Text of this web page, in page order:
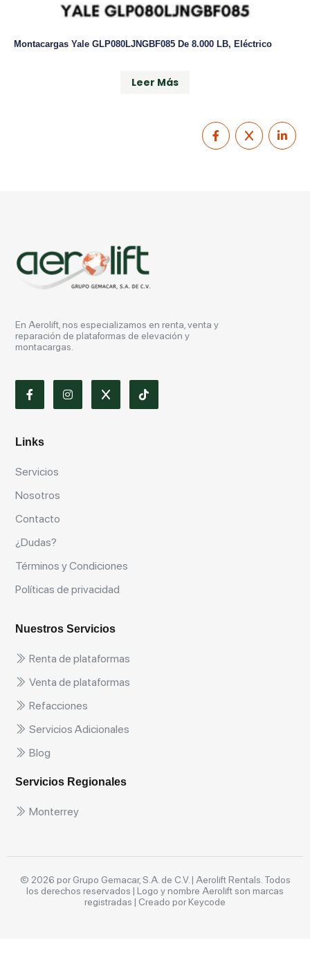
Montacargas Yale GLP080LJNGBF085 De 8.000 LB, Eléctrico
Leer Más
En Aerolift, nos especializamos en renta, venta y
reparación de plataformas de elevación y
montacargas.
Links
Servicios
Nosotros
Contacto
¿Dudas?
Términos y Condiciones
Políticas de privacidad
Nuestros Servicios
Renta de plataformas
Venta de plataformas
Refacciones
Servicios Adicionales
Blog
Servicios Regionales
Monterrey
© 2026 por Grupo Gemacar, S.A. de C.V. | Aerolift Rentals. Todos
los derechos reservados | Logo y nombre Aerolift son marcas
registradas | Creado por Keycode